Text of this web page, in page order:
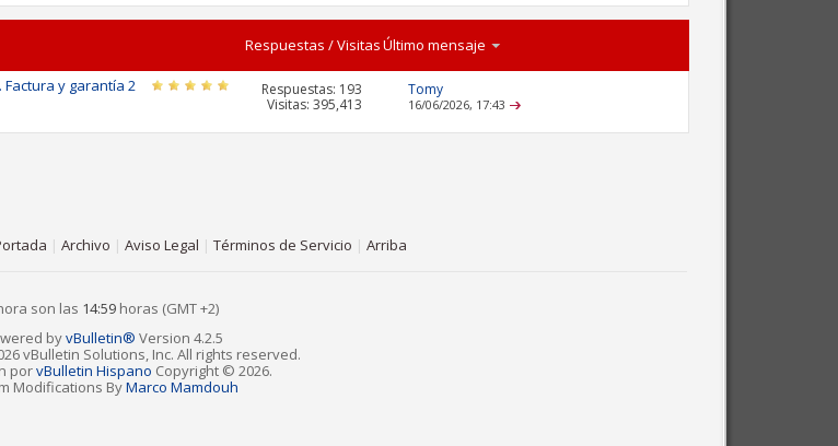
Respuestas /VisitasÚltimo mensaje
Factura y garantía 2
Respuestas: 193
Visitas: 395,413
Tomy
16/06/2026, 17:43
| Archivo | Aviso Legal | Términos de Servicio | Arriba
son las 14:59 horas (GMT +2)
byvBulletin® Version 4.2.5
vBulletin Solutions, Inc. All rights reserved.
porvBulletin Hispano Copyright © 2026.
Modifications ByMarco Mamdouh